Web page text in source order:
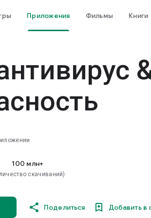
Приложения Фильмы Книги
100 млн+
скачиваний)
Поделиться Добавить в